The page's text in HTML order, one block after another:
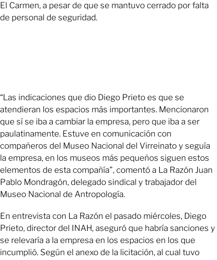
El Carmen, a pesar de que se mantuvo cerrado por falta
de personal de seguridad.
“Las indicaciones que dio Diego Prieto es que se
atendieran los espacios más importantes. Mencionaron
que sí se iba a cambiar la empresa, pero que iba a ser
paulatinamente. Estuve en comunicación con
compañeros del Museo Nacional del Virreinato y seguía
la empresa, en los museos más pequeños siguen estos
elementos de esta compañía”, comentó a La Razón Juan
Pablo Mondragón, delegado sindical y trabajador del
Museo Nacional de Antropología.
En entrevista con La Razón el pasado miércoles, Diego
Prieto, director del INAH, aseguró que habría sanciones y
se relevaría a la empresa en los espacios en los que
incumplió. Según el anexo de la licitación, al cual tuvo